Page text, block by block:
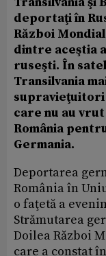
deportaţi în
Război
dintre aceştia
ruseşti. În
Transilvania
care nu au
România
Germania.
Deportarea
România în
o faţetă a
Strămutarea
Doilea Război
care a constat